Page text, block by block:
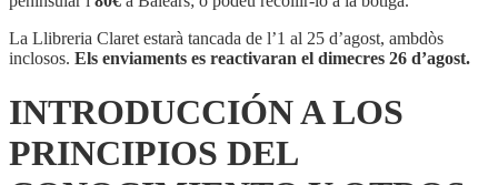
PRINCIPIOS
DEL
CONOCIMIENTO
ESCRITOS
La Llibreria Claret estarà tancada de l’1 al 25 d’agost, ambdòs
inclosos. Els enviaments es reactivaran el dimecres 26 d’agost.
INTRODUCCIÓN A LOS
PRINCIPIOS DEL